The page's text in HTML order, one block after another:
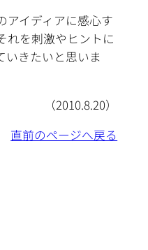
アイディアに感心す
れを刺激やヒントに
いきたいと思いま
（2010.8.20）
直前のページへ戻る